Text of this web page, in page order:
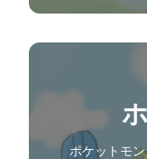
ポケットモ